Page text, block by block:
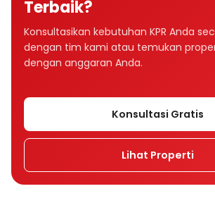
Terbaik?
Konsultasikan kebutuhan KPR Anda
dengan tim kami atau temukan
dengan anggaran Anda.
Konsultasi Gratis
Lihat Properti